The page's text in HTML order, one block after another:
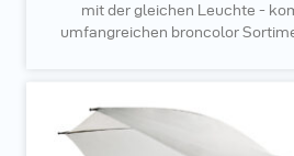
mit der gleichen Leuchte -
umfangreichen broncolor